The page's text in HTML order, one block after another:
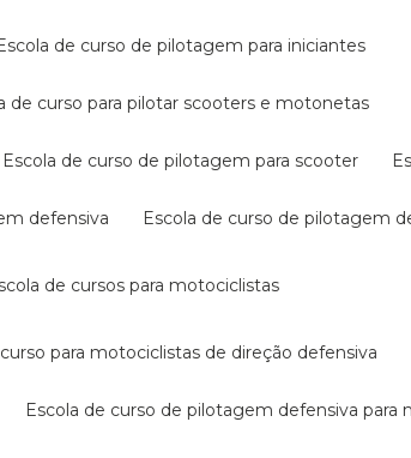
escola de curso de pilotagem para iniciantes
de curso para pilotar scooters e motonetas
escola de curso de pilotagem para scooter
defensiva escola de curso de pilotagem
escola de cursos para motociclistas
curso para motociclistas de direção defensiva
escola de curso de pilotagem defensiva para